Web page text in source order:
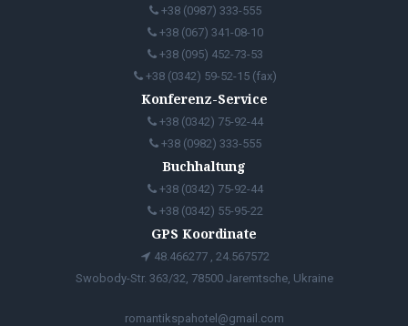
+38 (0987) 333-555
+38 (067) 341-08-10
+38 (095) 452-73-53
+38 (0342) 59-52-15 (fax)
Konferenz-Service
+38 (0342) 75-92-44
+38 (0982) 333-555
Buchhaltung
+38 (0342) 75-92-44
+38 (0342) 55-95-22
GPS Koordinate
48.466277 , 24.567572
Swobody-Str. 363/32, 78500 Jaremtsche, Ukraine
romantikspahotel@gmail.com